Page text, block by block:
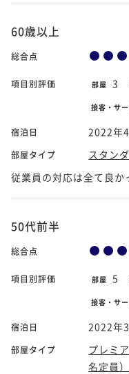
60歳以上
総合点
項目別評価 部屋 3
接客・サ
宿泊日 2022年
部屋タイプ
スタン
従業員の対応は全て良か
50代前半
総合点
項目別評価 部屋 5
接客・サ
宿泊日 2022年
部屋タイプ
プレミ
名定員）